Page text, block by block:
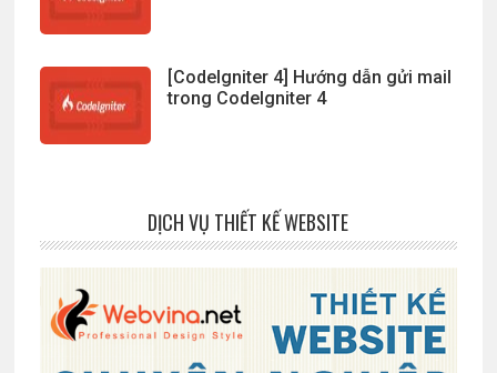
[CodeIgniter 4] Hướng dẫn gửi mail
trong CodeIgniter 4
DỊCH VỤ THIẾT KẾ WEBSITE